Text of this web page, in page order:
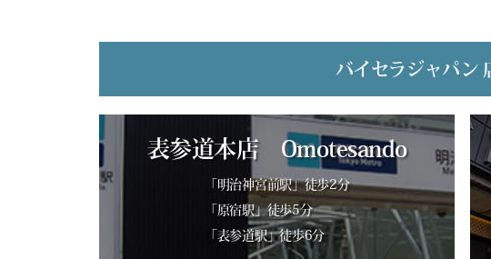
バイセラジャパン
表参道本店 Omotesando
「明治神宮前駅」徒歩2分
「原宿駅」徒歩5分
「表参道駅」徒歩6分